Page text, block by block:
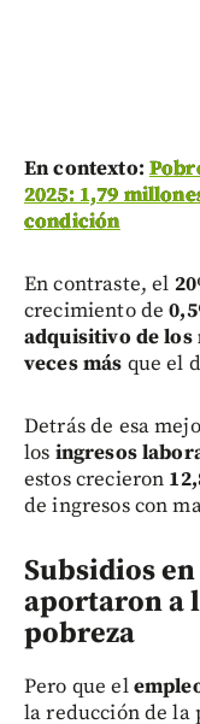
En contexto:
2025: 1,79
condición
En contraste, el
crecimiento de
adquisitivo de los
veces más que el
Detrás de esa
los ingresos
estos crecieron
de ingresos con
Subsidios
aportaron a
pobreza
Pero que el
la reducción de la